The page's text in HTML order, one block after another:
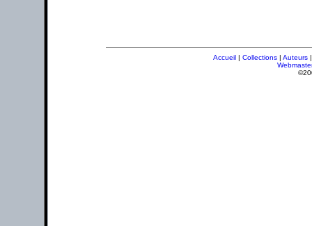
Accueil | Collections | Auteurs